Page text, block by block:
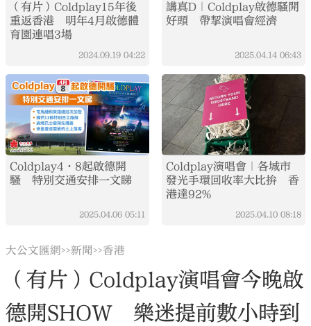
（有片）Coldplay15年後
重返香港 明年4月啟德體
育園連唱3場
2024.09.19 04:22
講真D｜Coldplay啟德騷開
好頭 帶挈演唱會經濟
2025.04.14 06:43
Coldplay4·8起啟德開
騷 特別交通安排一文睇
2025.04.06 05:11
Coldplay演唱會｜各城市
發光手環回收率大比拚 香
港達92%
2025.04.10 08:18
大公文匯網>>新聞>>香港
（有片）Coldplay演唱會今晚啟
德開SHOW 樂迷提前數小時到